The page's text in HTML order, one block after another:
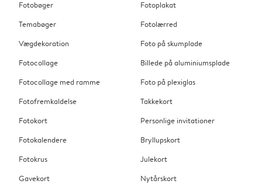
Fotobøger
Temabøger
Vægdekoration
Fotocollage
Fotocollage med ramme
Fotofremkaldelse
Fotokort
Fotokalendere
Fotokrus
Gavekort
Fotoplakat
Fotolærred
Foto på skumplade
Billede på aluminiumsplade
Foto på plexiglas
Takkekort
Personlige invitationer
Bryllupskort
Julekort
Nytårskort